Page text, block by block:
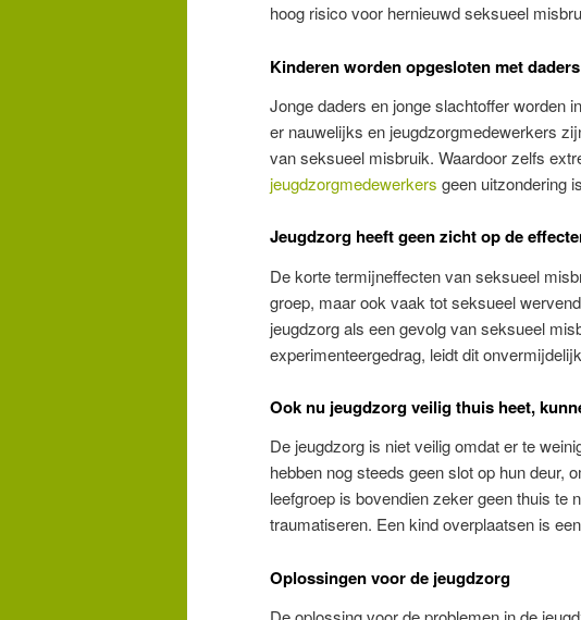
hoog risico voor hernieuwd seksueel
Kinderen worden opgesloten met daders
Jonge daders en jonge slachtoffer worden
er nauwelijks en jeugdzorgmedewerkers
van seksueel misbruik. Waardoor zelfs
jeugdzorgmedewerkers geen uitzondering
Jeugdzorg heeft geen zicht op de
De korte termijneffecten van seksueel
groep, maar ook vaak tot seksueel
jeugdzorg als een gevolg van seksueel
experimenteergedrag, leidt dit
Ook nu jeugdzorg veilig thuis heet,
De jeugdzorg is niet veilig omdat er te
hebben nog steeds geen slot op hun deur,
leefgroep is bovendien zeker geen thuis te
traumatiseren. Een kind overplaatsen is
Oplossingen voor de jeugdzorg